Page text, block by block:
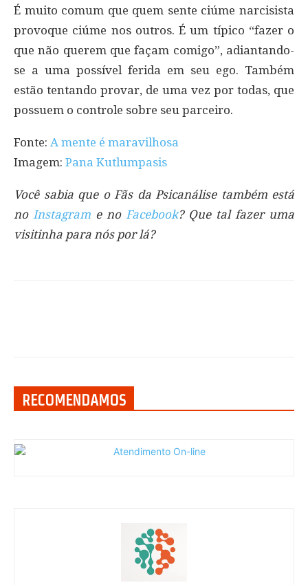
É muito comum que quem sente ciúme narcisista
provoque ciúme nos outros. É um típico “fazer o
que não querem que façam comigo”, adiantando-
se a uma possível ferida em seu ego. Também
estão tentando provar, de uma vez por todas, que
possuem o controle sobre seu parceiro.
Fonte: A mente é maravilhosa
Imagem: Pana Kutlumpasis
Você sabia que o Fãs da Psicanálise também está
no Instagrame no Facebook? Que tal fazer uma
visitinha para nós por lá?
RECOMENDAMOS